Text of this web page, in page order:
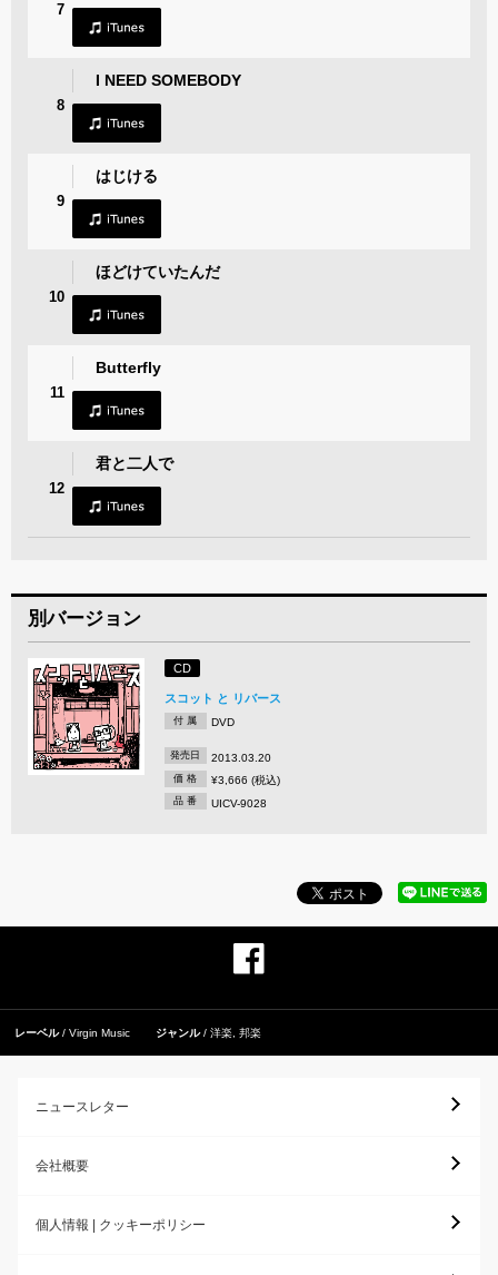
7
8
I NEED SOMEBODY
9
はじける
10
ほどけていたんだ
11
Butterfly
12
君と二人で
別バージョン
CD
スコット と リバース
付 属 DVD
発売日 2013.03.20
価 格 ¥3,666 (税込)
品 番 UICV-9028
レーベル Virgin Music ジャンル 洋楽 邦楽
ニュースレター
会社概要
個人情報 | クッキーポリシー